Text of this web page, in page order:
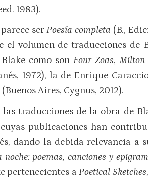
1983).
serPoesía completa (B.,
el volumen de traducciones de
como sonFour Zoas,
1972), la de Enrique
(Buenos Aires, Cygnus, 2012).
traducciones de la obra de
publicaciones han
dando la debida relevancia a
noche: poemas, canciones y
pertenecientes aPoetical Sketches